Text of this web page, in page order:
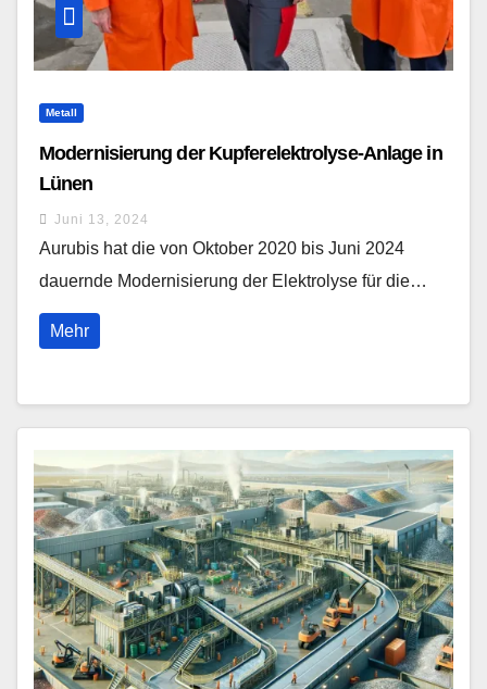
Metall
Modernisierung der Kupferelektrolyse-Anlage in
Lünen
Juni 13, 2024
Aurubis hat die von Oktober 2020 bis Juni 2024
dauernde Modernisierung der Elektrolyse für die…
Mehr